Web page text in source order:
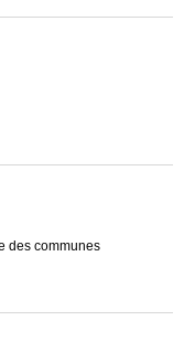
des communes